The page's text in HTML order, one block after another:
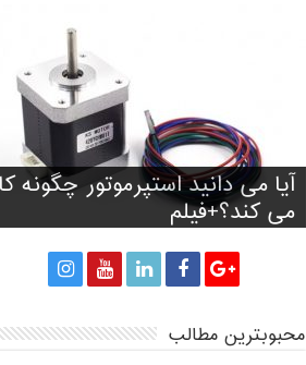
آیا می دانید استپرموتور چگونه
می کند؟+فیلم
راه های انتخاب فیلامنت خوب
پرینتر سه بعدی
آیا آینده صنعت چاپ سه بعدی
جهان در دست چین خواهد بود؟
تولید کفش با توجه به فرم و
پا
پرینت سه بعدی سیانوباکترها
قارچ و تولید برق!
محبوبترین مطالب